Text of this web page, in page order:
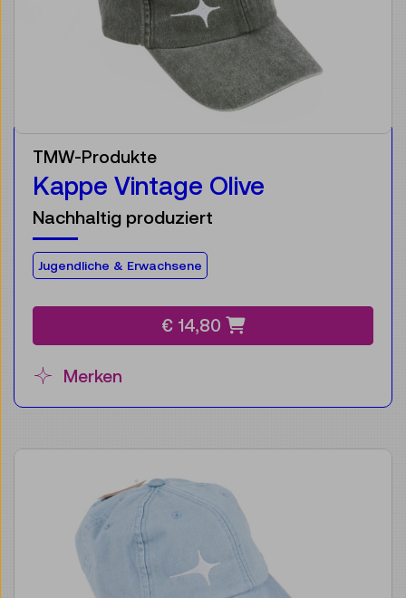
TMW-Produkte
Kappe Vintage Olive
Nachhaltig produziert
Für die Zielgruppe:
Jugendliche & Erwachsene
€ 14,80
Merken